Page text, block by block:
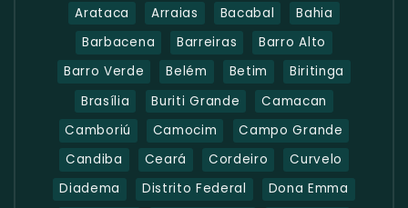
Arataca
Arraias Bacabal
Bahia
Barbacena
Barreiras
Barro Alto
Barro Verde
Belém Betim
Biritinga
Brasília
Buriti Grande
Camacan
Camboriú
Camocim
Campo Grande
Candiba
Ceará Cordeiro
Curvelo
Diadema
Distrito Federal Dona Emma